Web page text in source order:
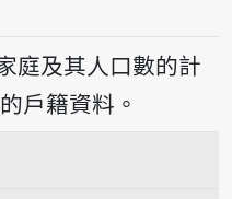
音讀hōo-kháu
庭及其人口數的計
戶籍資料。